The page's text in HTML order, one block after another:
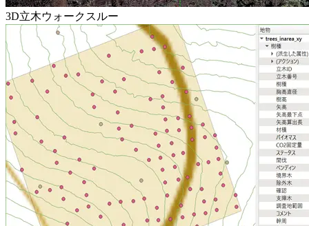
3D立木ウォークスルー